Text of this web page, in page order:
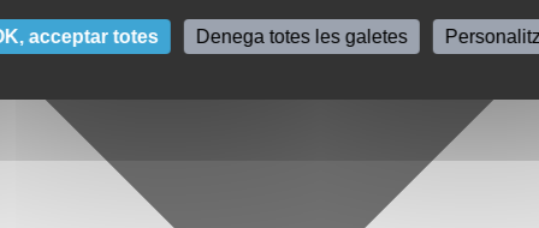
acceptar totes Denega totes les galetes